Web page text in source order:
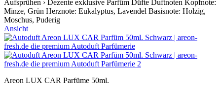
Aufsprühen › Dezente exklusive Parfüm Düfte Duftnoten Kopfnote:
Minze, Grün Herznote: Eukalyptus, Lavendel Basisnote: Holzig,
Moschus, Puderig
Ansicht
Areon LUX CAR Parfüme 50ml.